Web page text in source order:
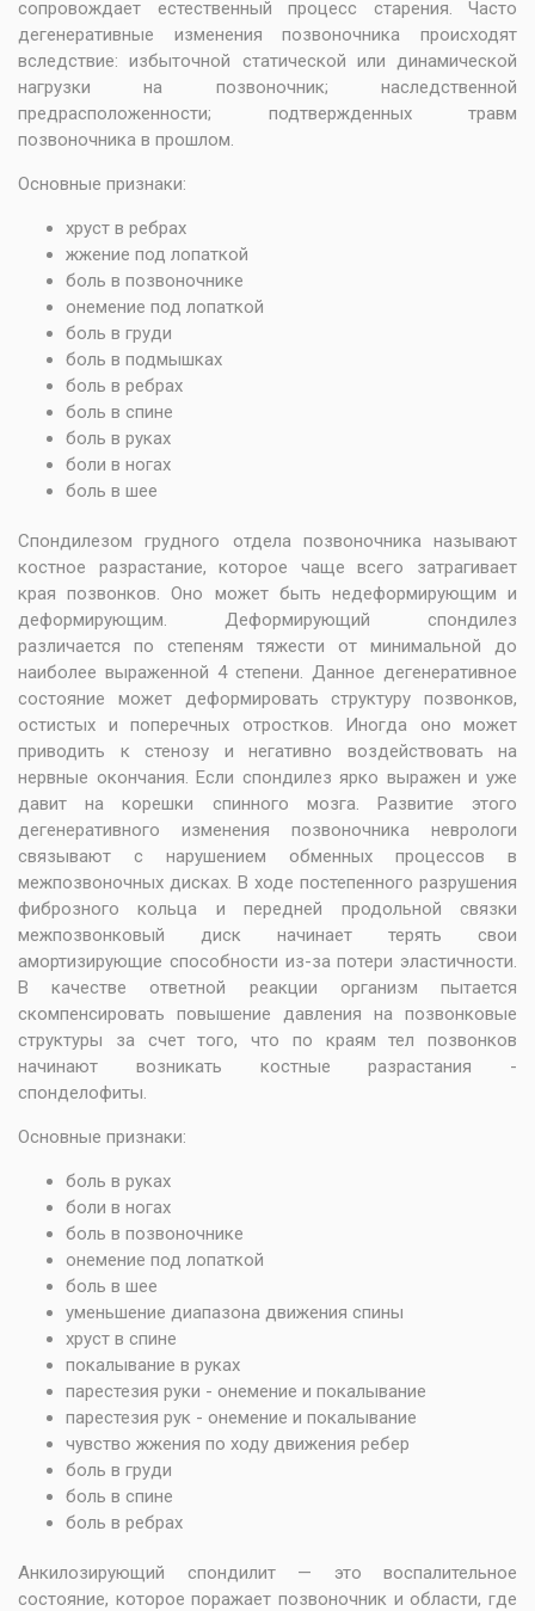
сопровождает естественный процесс старения. Часто
дегенеративные изменения позвоночника происходят
вследствие: избыточной статической или динамической
нагрузки на позвоночник; наследственной
предрасположенности; подтвержденных травм
позвоночника в прошлом.
Основные признаки:
хруст в ребрах
жжение под лопаткой
боль в позвоночнике
онемение под лопаткой
боль в груди
боль в подмышках
боль в ребрах
боль в спине
боль в руках
боли в ногах
боль в шее
Спондилезом грудного отдела позвоночника называют
костное разрастание, которое чаще всего затрагивает
края позвонков. Оно может быть недеформирующим и
деформирующим. Деформирующий спондилез
различается по степеням тяжести от минимальной до
наиболее выраженной 4 степени. Данное дегенеративное
состояние может деформировать структуру позвонков,
остистых и поперечных отростков. Иногда оно может
приводить к стенозу и негативно воздействовать на
нервные окончания. Если спондилез ярко выражен и уже
давит на корешки спинного мозга. Развитие этого
дегенеративного изменения позвоночника неврологи
связывают с нарушением обменных процессов в
межпозвоночных дисках. В ходе постепенного разрушения
фиброзного кольца и передней продольной связки
межпозвонковый диск начинает терять свои
амортизирующие способности из-за потери эластичности.
В качестве ответной реакции организм пытается
скомпенсировать повышение давления на позвонковые
структуры за счет того, что по краям тел позвонков
начинают возникать костные разрастания -
спонделофиты.
Основные признаки:
боль в руках
боли в ногах
боль в позвоночнике
онемение под лопаткой
боль в шее
уменьшение диапазона движения спины
хруст в спине
покалывание в руках
парестезия руки - онемение и покалывание
парестезия рук - онемение и покалывание
чувство жжения по ходу движения ребер
боль в груди
боль в спине
боль в ребрах
Анкилозирующий спондилит — это воспалительное
состояние, которое поражает позвоночник и области, где